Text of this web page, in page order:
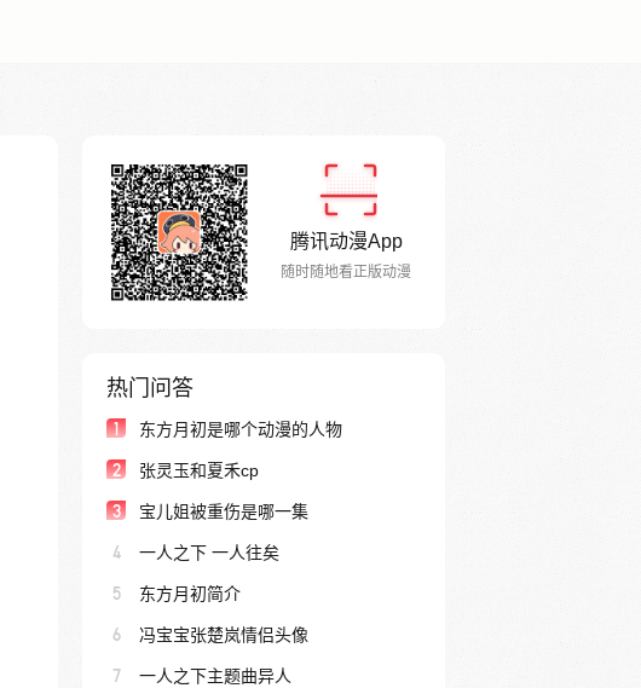
腾讯动漫App
随时随地看正版动漫
热门问答
1 东方月初是哪个动漫的人物
2 张灵玉和夏禾cp
3 宝儿姐被重伤是哪一集
4 一人之下 一人往矣
5 东方月初简介
6 冯宝宝张楚岚情侣头像
7 一人之下主题曲异人